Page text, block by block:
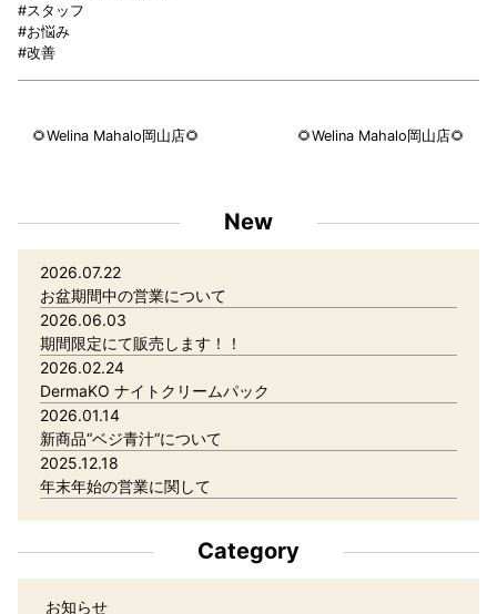
#スタッフ
#お悩み
#改善
🌻Welina Mahalo岡山店🌻 🌻Welina Mahalo岡山店🌻
New
2026.07.22
お盆期間中の営業について
2026.06.03
期間限定にて販売します！！
2026.02.24
DermaKO ナイトクリームパック
2026.01.14
新商品“ベジ青汁“について
2025.12.18
年末年始の営業に関して
Category
お知らせ